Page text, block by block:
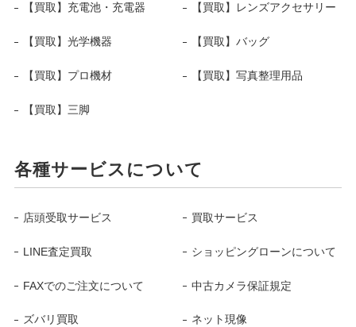
【買取】充電池・充電器 【買取】レンズアクセサリー
【買取】光学機器 【買取】バッグ
【買取】プロ機材 【買取】写真整理用品
【買取】三脚
各種サービスについて
店頭受取サービス 買取サービス
LINE査定買取 ショッピングローンについて
FAXでのご注文について 中古カメラ保証規定
ズバリ買取 ネット現像